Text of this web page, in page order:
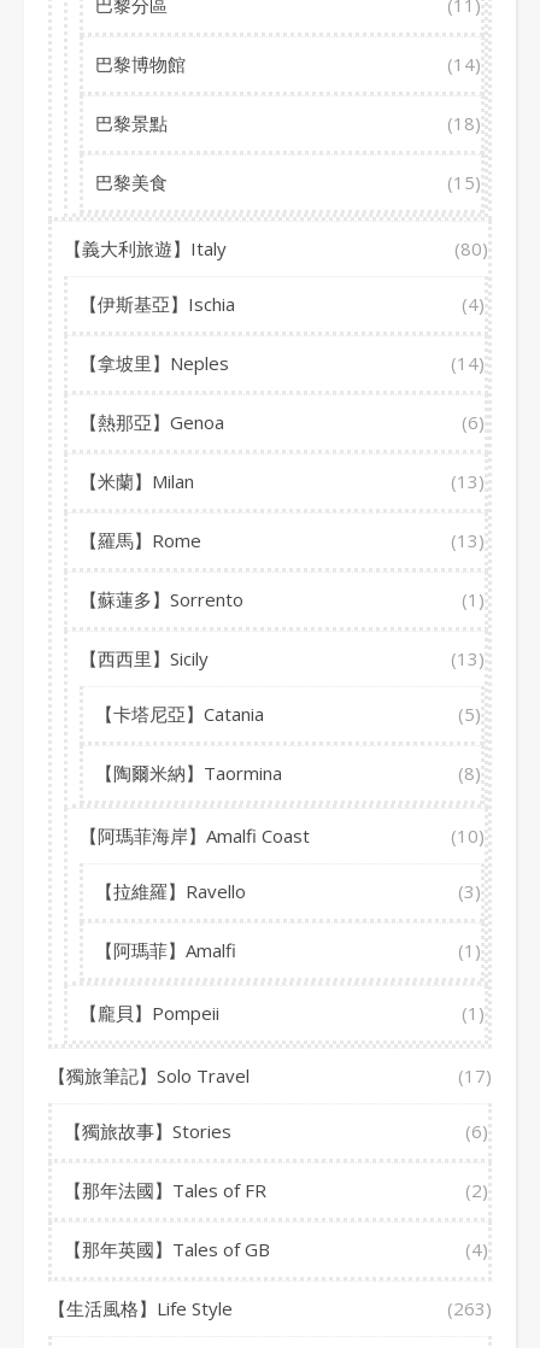
巴黎分區 (11)
巴黎博物館 (14)
巴黎景點 (18)
巴黎美食 (15)
【義大利旅遊】Italy (80)
【伊斯基亞】Ischia (4)
【拿坡里】Neples (14)
【熱那亞】Genoa (6)
【米蘭】Milan (13)
【羅馬】Rome (13)
【蘇蓮多】Sorrento (1)
【西西里】Sicily (13)
【卡塔尼亞】Catania (5)
【陶爾米納】Taormina (8)
【阿瑪菲海岸】Amalfi Coast (10)
【拉維羅】Ravello (3)
【阿瑪菲】Amalfi (1)
【龐貝】Pompeii (1)
【獨旅筆記】Solo Travel (17)
【獨旅故事】Stories (6)
【那年法國】Tales of FR (2)
【那年英國】Tales of GB (4)
【生活風格】Life Style (263)